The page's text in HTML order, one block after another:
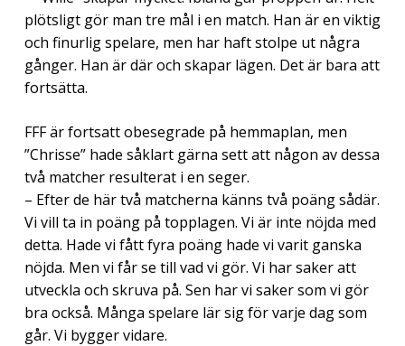
plötsligt gör man tre mål i en match. Han är en viktig
och finurlig spelare, men har haft stolpe ut några
gånger. Han är där och skapar lägen. Det är bara att
fortsätta.
FFF är fortsatt obesegrade på hemmaplan, men
”Chrisse” hade såklart gärna sett att någon av dessa
två matcher resulterat i en seger.
– Efter de här två matcherna känns två poäng sådär.
Vi vill ta in poäng på topplagen. Vi är inte nöjda med
detta. Hade vi fått fyra poäng hade vi varit ganska
nöjda. Men vi får se till vad vi gör. Vi har saker att
utveckla och skruva på. Sen har vi saker som vi gör
bra också. Många spelare lär sig för varje dag som
går. Vi bygger vidare.